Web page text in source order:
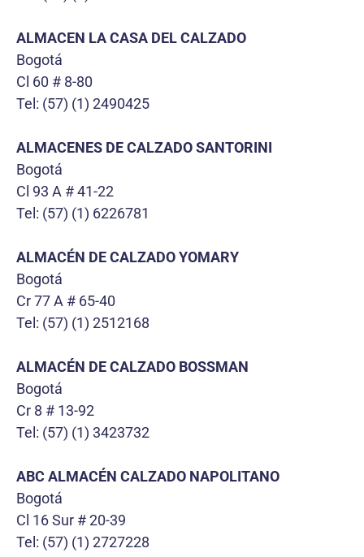
ALMACEN LA CASA DEL CALZADO
Bogotá
Cl 60 # 8-80
Tel: (57) (1) 2490425
ALMACENES DE CALZADO SANTORINI
Bogotá
Cl 93 A # 41-22
Tel: (57) (1) 6226781
ALMACÉN DE CALZADO YOMARY
Bogotá
Cr 77 A # 65-40
Tel: (57) (1) 2512168
ALMACÉN DE CALZADO BOSSMAN
Bogotá
Cr 8 # 13-92
Tel: (57) (1) 3423732
ABC ALMACÉN CALZADO NAPOLITANO
Bogotá
Cl 16 Sur # 20-39
Tel: (57) (1) 2727228